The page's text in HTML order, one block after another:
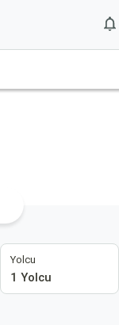
Yolcu
1 Yolcu